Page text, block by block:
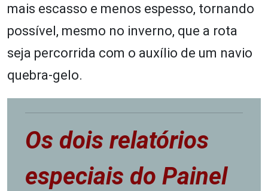
mais escasso e menos espesso, tornando
possível, mesmo no inverno, que a rota
seja percorrida com o auxílio de um navio
quebra-gelo.
Os dois relatórios
especiais do Painel